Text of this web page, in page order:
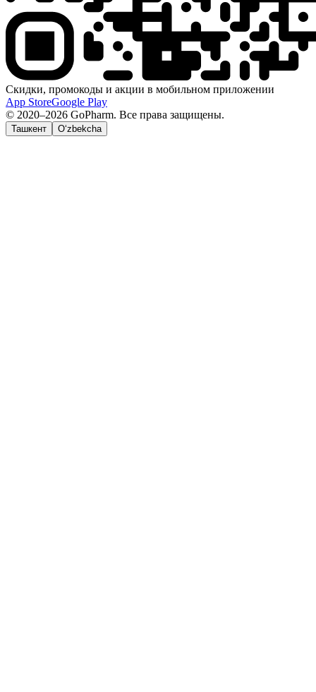
Скидки, промокоды и акции в мобильном приложении
App StoreGoogle Play
© 2020–2026 GoPharm. Все права защищены.
Ташкент O‘zbekcha